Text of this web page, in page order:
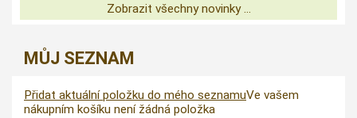
Zobrazit všechny novinky ...
MŮJ SEZNAM
Přidat aktuální položku do mého seznamuVe vašem
nákupním košíku není žádná položka